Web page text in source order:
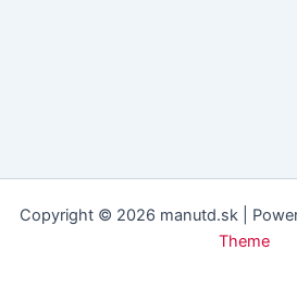
Copyright © 2026 manutd.sk |
Theme